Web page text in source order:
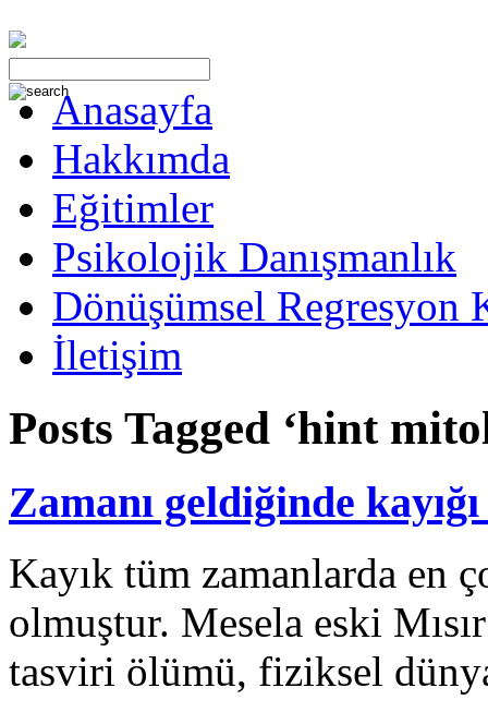
Anasayfa
Hakkımda
Eğitimler
Psikolojik Danışmanlık
Dönüşümsel Regresyon
İletişim
Posts Tagged ‘hint
Zamanı geldiğinde
Kayık tüm zamanlarda en
olmuştur. Mesela eski
tasviri ölümü, fiziksel